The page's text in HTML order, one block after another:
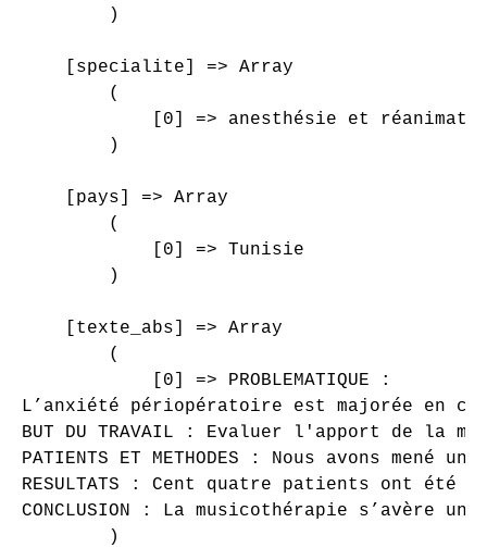
        )
    [specialite] => Array
        (
[0] => anesthésie et
        )
    [pays] => Array
        (
            [0] => Tunisie
        )
    [texte_abs] => Array
        (
            [0] => PROBLEMATIQUE :
L’anxiété périopératoire est majorée en
BUT DU TRAVAIL : Evaluer l'apport de la
PATIENTS ET METHODES : Nous avons
RESULTATS : Cent quatre patients ont
CONCLUSION : La musicothérapie
        )